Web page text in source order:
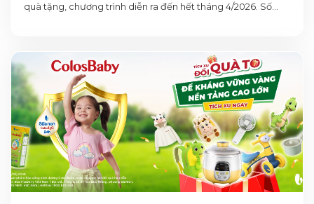
quà tặng, chương trình diễn ra đến hết tháng 4/2026. Số